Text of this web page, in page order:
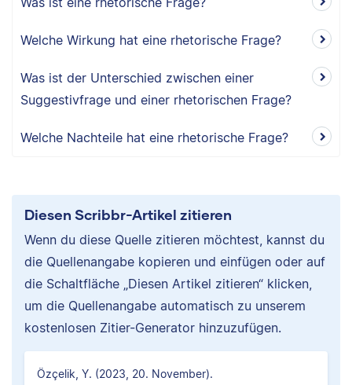
Welche Wirkung hat eine rhetorische Frage?
Was ist der Unterschied zwischen einer
Suggestivfrage und einer rhetorischen Frage?
Welche Nachteile hat eine rhetorische Frage?
Diesen Scribbr-Artikel zitieren
Wenn du diese Quelle zitieren möchtest, kannst du
die Quellenangabe kopieren und einfügen oder auf
die Schaltfläche „Diesen Artikel zitieren“ klicken,
um die Quellenangabe automatisch zu unserem
kostenlosen Zitier-Generator hinzuzufügen.
Özçelik, Y. (2023, 20. November).